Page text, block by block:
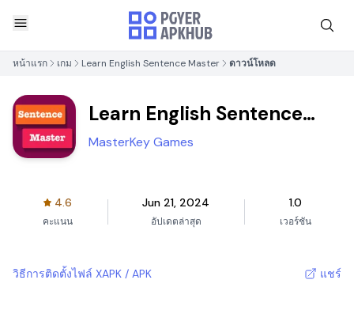
หน้าแรก เกม Learn English Sentence Master ดาวน์โหลด
Learn English Sentence
Master
MasterKey Games
4.6
คะแนน
Jun 21, 2024
อัปเดตล่าสุด
1.0
เวอร์ชัน
วิธีการติดตั้งไฟล์ XAPK / APK แชร์